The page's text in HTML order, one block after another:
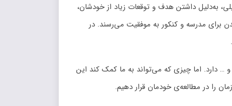
به‌دلیل داشتن هدف و توقعات زیاد از خودشان،
برای مدرسه و کنکور به موفقیت می‌رسند. در
دارد. اما چیزی که می‌تواند به ما کمک کند این
را در مطالعه‌ی خودمان قرار دهیم.